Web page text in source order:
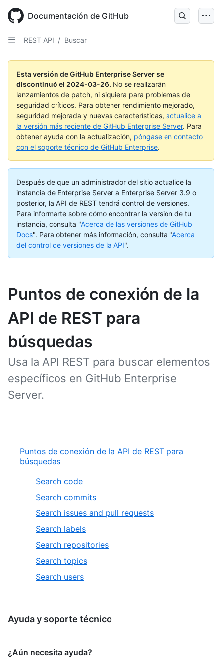
main
content
Documentación de GitHub
REST API / Buscar
Esta versión de GitHub Enterprise Server se
discontinuó el 2024-03-26. No se realizarán
lanzamientos de patch, ni siquiera para problemas de
seguridad críticos. Para obtener rendimiento mejorado,
seguridad mejorada y nuevas características, actualice a
la versión más reciente de GitHub Enterprise Server. Para
obtener ayuda con la actualización, póngase en contacto
con el soporte técnico de GitHub Enterprise.
Después de que un administrador del sitio actualice la
instancia de Enterprise Server a Enterprise Server 3.9 o
posterior, la API de REST tendrá control de versiones.
Para informarte sobre cómo encontrar la versión de tu
instancia, consulta "Acerca de las versiones de GitHub
Docs". Para obtener más información, consulta "Acerca
del control de versiones de la API".
Puntos de conexión de la
API de REST para
búsquedas
Usa la API REST para buscar elementos
específicos en GitHub Enterprise
Server.
Puntos de conexión de la API de REST para
búsquedas
Search code
Search commits
Search issues and pull requests
Search labels
Search repositories
Search topics
Search users
Ayuda y soporte técnico
¿Aún necesita ayuda?